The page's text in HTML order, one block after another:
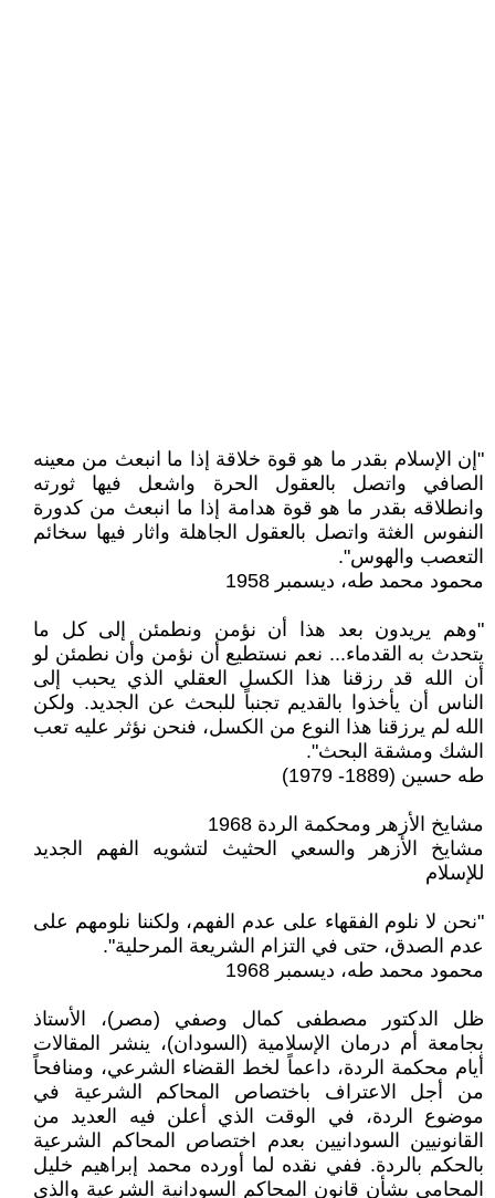
"إن الإسلام بقدر ما هو قوة خلاقة إذا ما انبعث من معينه
الصافي واتصل بالعقول الحرة واشعل فيها ثورته
وانطلاقه بقدر ما هو قوة هدامة إذا ما انبعث من كدورة
النفوس الغثة واتصل بالعقول الجاهلة واثار فيها سخائم
التعصب والهوس".
محمود محمد طه، ديسمبر 1958
"وهم يريدون بعد هذا أن نؤمن ونطمئن إلى كل ما
يتحدث به القدماء... نعم نستطيع أن نؤمن وأن نطمئن لو
أن الله قد رزقنا هذا الكسل العقلي الذي يحبب إلى
الناس أن يأخذوا بالقديم تجنباً للبحث عن الجديد. ولكن
الله لم يرزقنا هذا النوع من الكسل، فنحن نؤثر عليه تعب
الشك ومشقة البحث".
طه حسين (1889- 1979)
مشايخ الأزهر ومحكمة الردة 1968
مشايخ الأزهر والسعي الحثيث لتشويه الفهم الجديد
للإسلام
"نحن لا نلوم الفقهاء على عدم الفهم، ولكننا نلومهم على
عدم الصدق، حتى في التزام الشريعة المرحلية".
محمود محمد طه، ديسمبر 1968
ظل الدكتور مصطفى كمال وصفي (مصر)، الأستاذ
بجامعة أم درمان الإسلامية (السودان)، ينشر المقالات
أيام محكمة الردة، داعماً لخط القضاء الشرعي، ومنافحاً
من أجل الاعتراف باختصاص المحاكم الشرعية في
موضوع الردة، في الوقت الذي أعلن فيه العديد من
القانونيين السودانيين بعدم اختصاص المحاكم الشرعية
بالحكم بالردة. ففي نقده لما أورده محمد إبراهيم خليل
المحامي بشأن قانون المحاكم السودانية الشرعية والذي